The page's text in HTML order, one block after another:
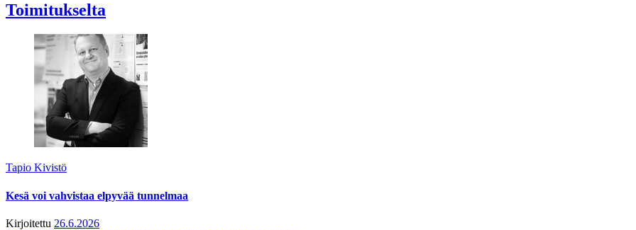
Toimitukselta
Tapio Kivistö
Kesä voi vahvistaa elpyvää tunnelmaa
Kirjoitettu 26.6.2026